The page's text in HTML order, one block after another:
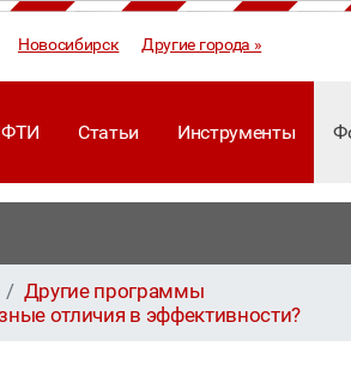
Новосибирск Другие города »
Статьи Инструменты
Другие программы
отличия в эффективности?